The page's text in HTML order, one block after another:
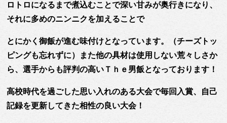
ロトロになるまで煮込むことで深い甘みが奥行きになり、
それに多めのニンニクを加えることで
とにかく御飯が進む味付けとなっています。（チーズトッ
ピングも忘れずに）また他の具材は使用しない荒々しさか
ら、選手からも評判の高いＴｈｅ男飯となっております！
高校時代を過ごした思い入れのある大会で毎回入賞、自己
記録を更新してきた相性の良い大会！